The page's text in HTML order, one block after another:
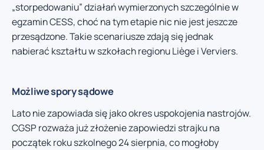
„storpedowaniu” działań wymierzonych szczególnie w
egzamin CESS, choć na tym etapie nic nie jest jeszcze
przesądzone. Takie scenariusze zdają się jednak
nabierać kształtu w szkołach regionu Liège i Verviers.
Możliwe spory sądowe
Lato nie zapowiada się jako okres uspokojenia nastrojów.
CGSP rozważa już złożenie zapowiedzi strajku na
początek roku szkolnego 24 sierpnia, co mogłoby